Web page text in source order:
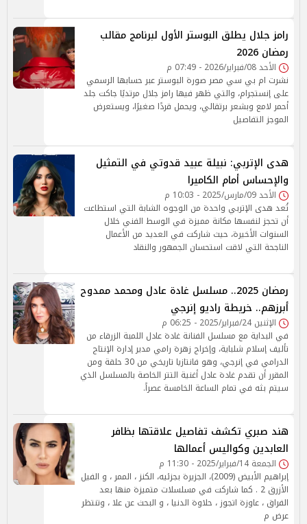
رامز جلال يطلق البوستر الأول لبرنامج مقالب
رمضان 2026
الأحد 08/فبراير/2026 - 07:49 م
نشرت ام بي سي مصر صورة البوستر عبر حسابها الرسمي
على إنستجرام، والتي ظهر فيها رامز جلال مرتديًا جاكت جلد
أحمر لامع وبشعر برتقالي، ويحمل قردًا صغيرًا، ويستعرض
الموجز التفاصيل
هدى الإتربي: نبيلة عبيد قدوتي في التمثيل
والإحساس أمام الكاميرا
الأحد 09/مارس/2025 - 10:03 م
تُعد هدى الإتربي واحدة من الوجوه الشابة التي استطاعت
أن تحجز لنفسها مكانة مميزة في الوسط الفني خلال
السنوات الأخيرة، حيث شاركت في العديد من الأعمال
الناجحة التي لاقت استحسان الجمهور والنقاد
رمضان 2025.. مسلسل غادة عادل ومحمد ممدوح
أبرزهم.. خريطة راديو إنرجي
الإثنين 24/فبراير/2025 - 06:25 م
في البداية مع مسلسل الفنانة غادة عادل اللمبة الزرقاء من
تأليف إسلام شلباية، وإخراج زهرة رامي مدير إدارة الإنتاج
الدرامي في إنرجي، وهو فانتازيا تاريخي من 30 حلقة ومن
المقرر أن تقدم غادة عادل أغنية التتر الخاصة بالمسلسل الذي
سيتم بثه في تمام الساعة الخامسة عصراً.
هند صبري تكشف تفاصيل علاقتها بظافر
العابدين وكواليس أعمالها
الجمعة 14/فبراير/2025 - 11:30 م
إبراهيم الأبيض (2009)، الجزيرة بجزئيه، الكنز ، الممر ، و الفيل
الأزرق 2 . كما شاركت في مسلسلات متميزة منها بعد
الفراق ، عاوزة اتجوز ، حلاوة الدنيا ، و البحث عن علا ، وتنتظر
عرض م